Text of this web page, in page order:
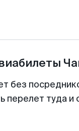
без
перелет туда и